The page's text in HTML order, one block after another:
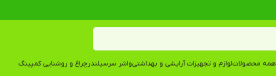
همه محصولاتلوازم و تجهیزات آرایشی و بهداشتیواشر سرسیلندرچراغ و روشنایی کمپینگ